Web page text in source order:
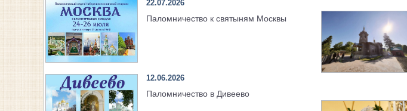
22.07.2026
Паломничество к святыням Москвы
12.06.2026
Паломничество в Дивеево